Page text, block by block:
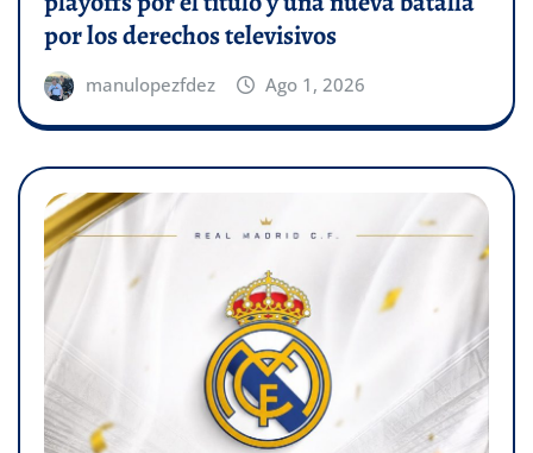
por los derechos televisivos
manulopezfdez Ago 1, 2026